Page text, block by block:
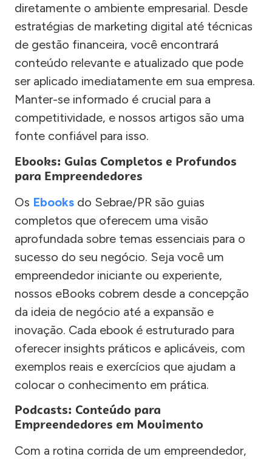
diretamente o ambiente empresarial. Desde
estratégias de marketing digital até técnicas
de gestão financeira, você encontrará
conteúdo relevante e atualizado que pode
ser aplicado imediatamente em sua empresa.
Manter-se informado é crucial para a
competitividade, e nossos artigos são uma
fonte confiável para isso.
Ebooks: Guias Completos e Profundos
para Empreendedores
Os Ebooks do Sebrae/PR são guias
completos que oferecem uma visão
aprofundada sobre temas essenciais para o
sucesso do seu negócio. Seja você um
empreendedor iniciante ou experiente,
nossos eBooks cobrem desde a concepção
da ideia de negócio até a expansão e
inovação. Cada ebook é estruturado para
oferecer insights práticos e aplicáveis, com
exemplos reais e exercícios que ajudam a
colocar o conhecimento em prática.
Podcasts: Conteúdo para
Empreendedores em Movimento
Com a rotina corrida de um empreendedor,